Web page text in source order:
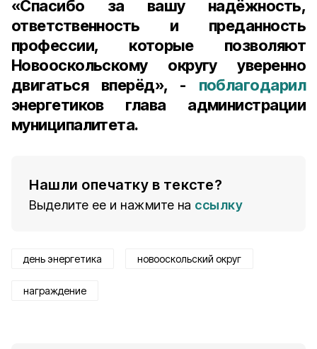
«Спасибо за вашу надёжность,
ответственность и преданность
профессии, которые позволяют
Новооскольскому округу уверенно
двигаться вперёд», - поблагодарил
энергетиков глава администрации
муниципалитета.
Нашли опечатку в тексте?
Выделите ее и нажмите на ссылку
день энергетика новооскольский округ
награждение